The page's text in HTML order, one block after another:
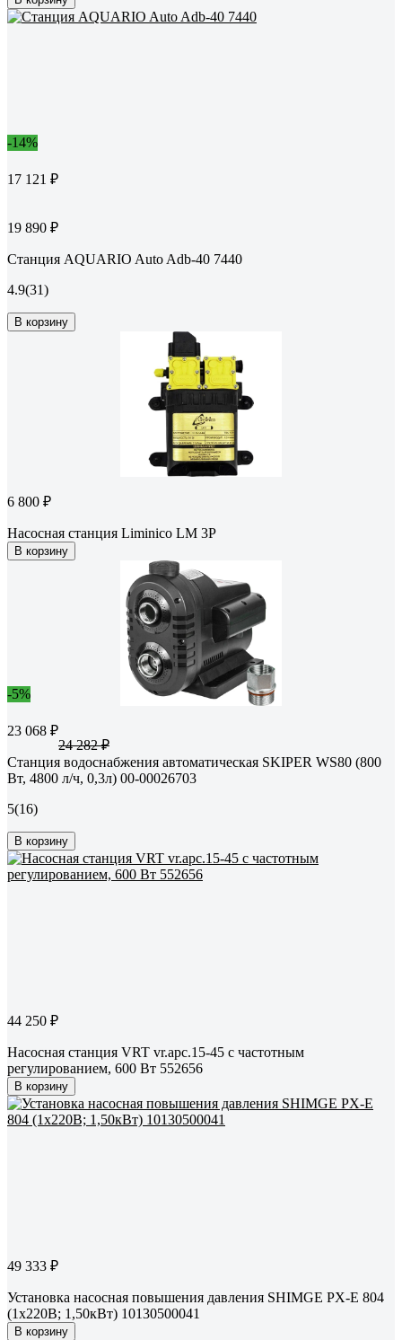
-14%
17 121 ₽
19 890 ₽
Станция AQUARIO Auto Adb-40 7440
4.9(31)
В корзину
6 800 ₽
Насосная станция Liminico LM 3P
В корзину
-5%
23 068 ₽
24 282 ₽
Станция водоснабжения автоматическая SKIPER WS80 (800
Вт, 4800 л/ч, 0,3л) 00-00026703
5(16)
В корзину
44 250 ₽
Насосная станция VRT vr.apc.15-45 с частотным
регулированием, 600 Вт 552656
В корзину
49 333 ₽
Установка насосная повышения давления SHIMGE PX-E 804
(1x220В; 1,50кВт) 10130500041
В корзину